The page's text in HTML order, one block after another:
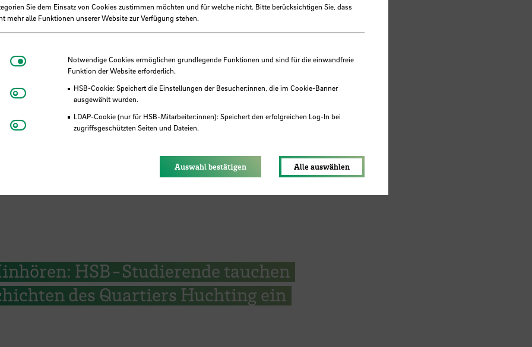
Bremen kostenlose
zur Ladungssicherung
HSB-Studierende tauchen
des Quartiers Huchting ein
Sie dem Einsatz von Cookies zustimmen möchten und für welche nicht. Bitte berücksichtigen Sie, dass
mehr alle Funktionen unserer Website zur Verfügung stehen.
Notwendige CookiesNotwendige Cookies ermöglichen grundlegende Funktionen und sind für die einwandfreie
Funktion der Website erforderlich.
HSB-Cookie: Speichert die Einstellungen der Besucher:innen, die im Cookie-Banner
ausgewählt wurden.
LDAP-Cookie (nur für HSB-Mitarbeiter:innen): Speichert den erfolgreichen Log-In bei
zugriffsgeschützten Seiten und Dateien.
Matomo
Youtube
Auswahl bestätigen Alle auswählen